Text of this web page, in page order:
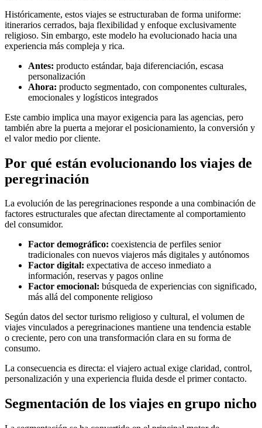
Históricamente, estos viajes se estructuraban de forma uniforme:
itinerarios cerrados, baja flexibilidad y enfoque exclusivamente
religioso. Sin embargo, este modelo ha evolucionado hacia una
experiencia más compleja y rica.
Antes: producto estándar, baja diferenciación, escasa
personalización
Ahora: producto segmentado, con componentes culturales,
emocionales y logísticos integrados
Este cambio implica una mayor exigencia para las agencias, pero
también abre la puerta a mejorar el posicionamiento, la conversión y
el valor medio por cliente.
Por qué están evolucionando los viajes de
peregrinación
La evolución de las peregrinaciones responde a una combinación de
factores estructurales que afectan directamente al comportamiento
del consumidor.
Factor demográfico: coexistencia de perfiles senior
tradicionales con nuevos viajeros más digitales y autónomos
Factor digital: expectativa de acceso inmediato a
información, reservas y pagos online
Factor emocional: búsqueda de experiencias con significado,
más allá del componente religioso
Según datos del sector turismo religioso y cultural, el volumen de
viajes vinculados a peregrinaciones mantiene una tendencia estable
o creciente, pero con una transformación clara en su forma de
consumo.
La consecuencia es directa: el viajero actual exige claridad, control,
personalización y una experiencia fluida desde el primer contacto.
Segmentación de los viajes en grupo nicho